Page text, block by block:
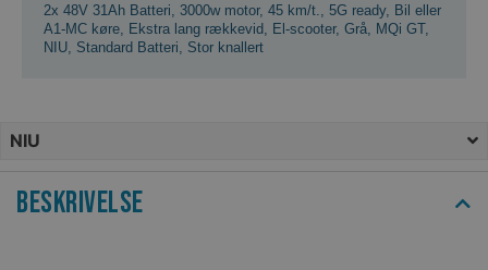
2x 48V 31Ah Batteri 3000w motor, 45 km/t. 5G ready, Bil eller
A1-MC køre Ekstra lang rækkevid El-scooter, Grå MQi GT,
NIU Standard Batteri Stor knallert
NIU
Beskrivelse